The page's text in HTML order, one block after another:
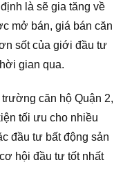
là sẽ gia tăng về
mở bán, giá bán căn
sốt của giới đầu tư
gian qua.
căn hộ Quận 2,
tối ưu cho nhiều
đầu tư bất động sản
hội đầu tư tốt nhất